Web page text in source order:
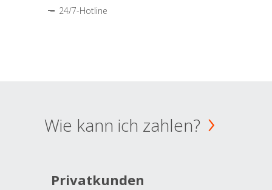
24/7-Hotline
Wie kann ich zahlen?
Privatkunden